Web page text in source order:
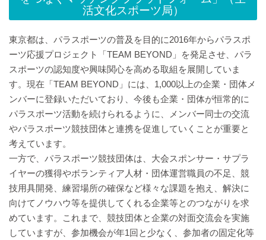
活文化スポーツ局）
東京都は、パラスポーツの普及を目的に2016年からパラスポ
ーツ応援プロジェクト「TEAM BEYOND」を発足させ、パラ
スポーツの認知度や興味関心を高める取組を展開していま
す。現在「TEAM BEYOND」には、1,000以上の企業・団体メ
ンバーに登録いただいており、今後も企業・団体が恒常的に
パラスポーツ活動を続けられるように、メンバー同士の交流
やパラスポーツ競技団体と連携を促進していくことが重要と
考えています。
一方で、パラスポーツ競技団体は、大会スポンサー・サプラ
イヤーの獲得やボランティア人材・団体運営職員の不足、競
技用具開発、練習場所の確保など様々な課題を抱え、解決に
向けてノウハウ等を提供してくれる企業等とのつながりを求
めています。これまで、競技団体と企業の対面交流会を実施
していますが、参加機会が年1回と少なく、参加者の固定化等